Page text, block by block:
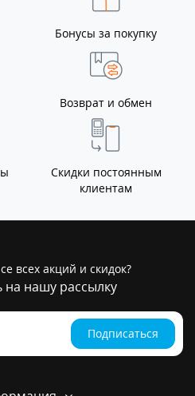
Бонусы за покупку
Возврат и обмен
Скидки постоянным
клиентам
всех акций и скидок?
нашу рассылку
Подписаться